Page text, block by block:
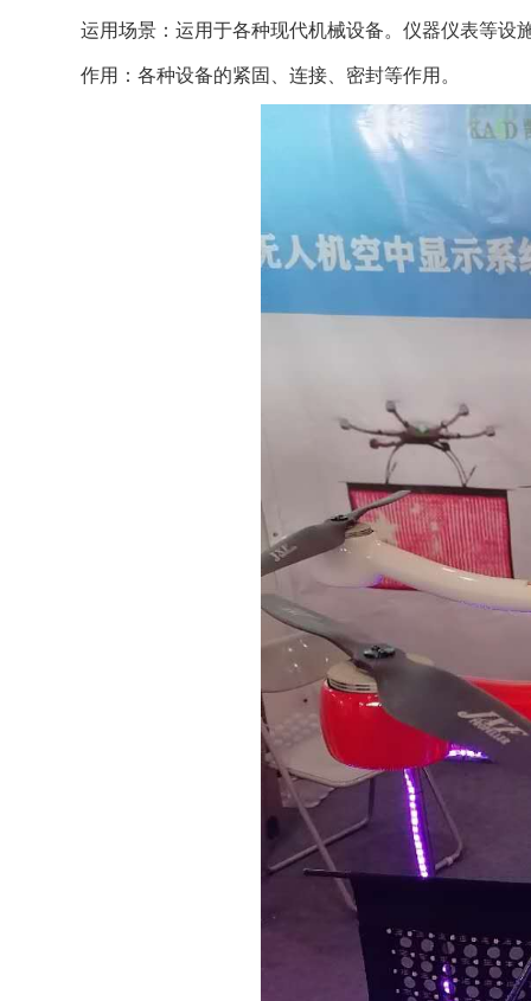
运用场景：运用于各种现代机械设备。仪器仪表等设
作用 ： 各种设备的紧固、连接、密封等作用。